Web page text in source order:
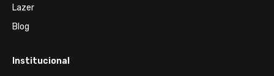
Lazer
Blog
Institucional